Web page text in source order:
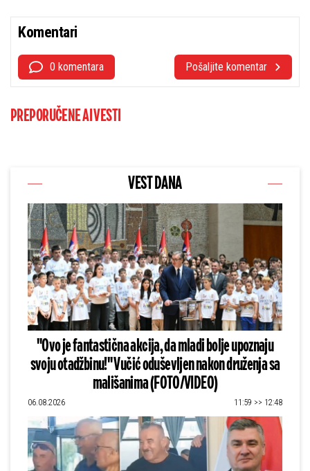
Komentari
0 komentara Pošaljite komentar
PREPORUČENE AI VESTI
VEST DANA
"Ovo je fantastična akcija, da mladi bolje upoznaju
svoju otadžbinu!" Vučić oduševljen nakon druženja sa
mališanima (FOTO/VIDEO)
06.08.2026 11:59 >> 12:48